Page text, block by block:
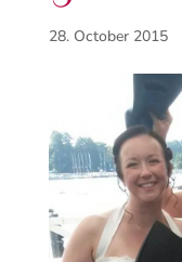
28. October 2015